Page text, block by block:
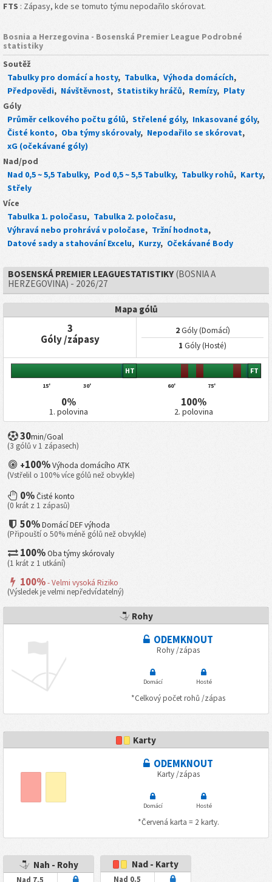
FTS : Zápasy, kde se tomuto týmu nepodařilo skórovat.
Bosnia a Herzegovina - Bosenská Premier League Podrobné
statistiky
Soutěž
Tabulky pro domácí a hosty, Tabulka, Výhoda domácích,
Předpovědi, Návštěvnost, Statistiky hráčů, Remízy, Platy
Góly
Průměr celkového počtu gólů, Střelené góly, Inkasované góly,
Čisté konto, Oba týmy skórovaly, Nepodařilo se skórovat,
xG (očekávané góly)
Nad/pod
Nad 0,5 ~ 5,5 Tabulky, Pod 0,5 ~ 5,5 Tabulky, Tabulky rohů, Karty,
Střely
Více
Tabulka 1. poločasu, Tabulka 2. poločasu,
Výhravá nebo prohrává v poločase, Tržní hodnota,
Datové sady a stahování Excelu, Kurzy, Očekávané Body
BOSENSKÁ PREMIER LEAGUESTATISTIKY(BOSNIA A
HERZEGOVINA) - 2026/27
Mapa gólů
3
Góly /zápasy
2Góly (Domácí)
1 Góly (Hosté)
15' 30'
HT
60' 75'
FT
0%
1. polovina
100%
2. polovina
30min/Goal
(3 gólů v 1 zápasech)
+100% Výhoda domácího ATK
(Vstřelil o 100% více gólů než obvykle)
0%Čisté konto
(0 krát z 1 zápasů)
50%Domácí DEF výhoda
(Připouští o 50% méně gólů než obvykle)
100%Oba týmy skórovaly
(1 krát z 1 utkání)
100%- Velmi vysoká Riziko
(Výsledek je velmi nepředvídatelný)
Rohy
ODEMKNOUT
Rohy /zápas
Domácí Hosté
*Celkový počet rohů /zápas
Karty
ODEMKNOUT
Karty /zápas
Domácí Hosté
*Červená karta = 2 karty.
Nah - Rohy
Nad 7.5
Nad - Karty
Nad 0.5